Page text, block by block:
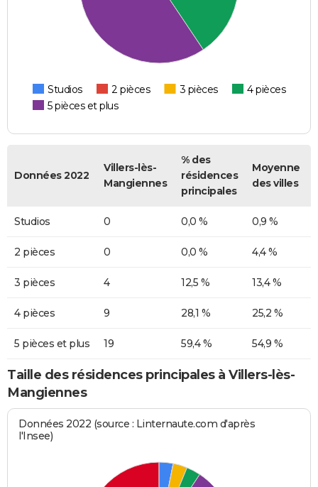
Studios 2 pièces 3 pièces
4 pièces
5 pièces et plus
Données 2022
Villers-lès-
Mangiennes
% des
résidences
principales
Moyenne
des villes
Studios 0 0,0 % 0,9 %
2 pièces 0 0,0 % 4,4 %
3 pièces 4 12,5 % 13,4 %
4 pièces 9 28,1 % 25,2 %
5 pièces et plus 19 59,4 % 54,9 %
Taille des résidences principales à Villers-lès-
Mangiennes
Données 2022 (source : Linternaute.com d'après
l'Insee)